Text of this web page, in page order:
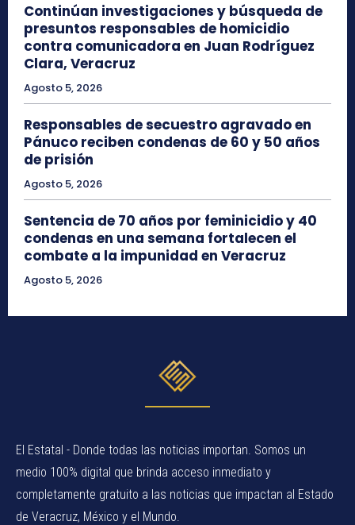
Continúan investigaciones y búsqueda de
presuntos responsables de homicidio
contra comunicadora en Juan Rodríguez
Clara, Veracruz
Agosto 5, 2026
Responsables de secuestro agravado en
Pánuco reciben condenas de 60 y 50 años
de prisión
Agosto 5, 2026
Sentencia de 70 años por feminicidio y 40
condenas en una semana fortalecen el
combate a la impunidad en Veracruz
Agosto 5, 2026
El Estatal - Donde todas las noticias importan. Somos un
medio 100% digital que brinda acceso inmediato y
completamente gratuito a las noticias que impactan al Estado
de Veracruz, México y el Mundo.